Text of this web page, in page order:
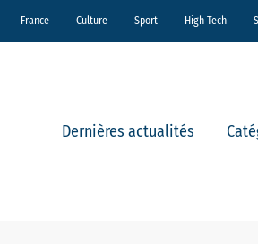
France Culture Sport High Tech
Dernières actualités